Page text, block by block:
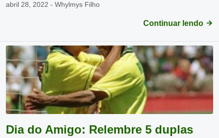
abril 28, 2022 - Whylmys Filho
Continuar lendo
Dia do Amigo: Relembre 5 duplas